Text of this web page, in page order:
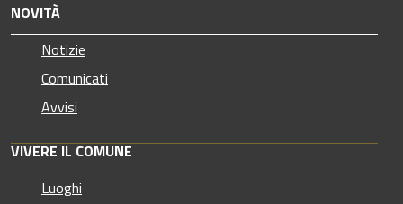
NOVITÀ
Notizie
Comunicati
Avvisi
VIVERE IL COMUNE
Luoghi